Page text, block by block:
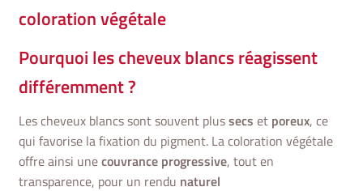
coloration végétale
Pourquoi les cheveux blancs réagissent
différemment ?
Les cheveux blancs sont souvent plussecs et poreux, ce
qui favorise la fixation du pigment. La coloration végétale
offre ainsi unecouvrance progressive, tout en
transparence, pour un rendu naturel